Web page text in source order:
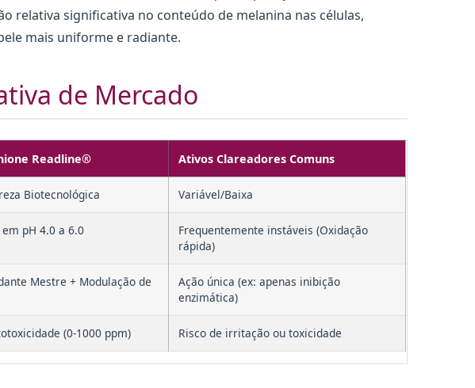
relativa significativa no conteúdo de melanina nas células,
mais uniforme e radiante.
de Mercado
Readline® Ativos Clareadores Comuns
Biotecnológica Variável/Baixa
pH 4.0 a 6.0
Frequentemente instáveis (Oxidação
rápida)
Mestre + Modulação de
Ação única (ex: apenas inibição
enzimática)
(0-1000 ppm) Risco de irritação ou toxicidade